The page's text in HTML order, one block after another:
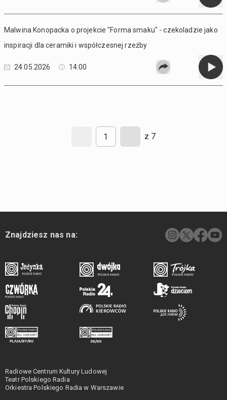
Malwina Konopacka o projekcie "Forma smaku" - czekoladzie jako
inspiracji dla ceramiki i współczesnej rzeźby
24.05.2026 14:00
z 7
Znajdziesz nas na:
Radiowe Centrum Kultury Ludowej
Teatr Polskiego Radia
Orkiestra Polskiego Radia w Warszawie